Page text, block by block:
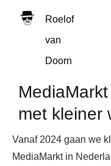
Roelof
van
Doorn
met kleiner
Vanaf 2024 gaan we
MediaMarkt in